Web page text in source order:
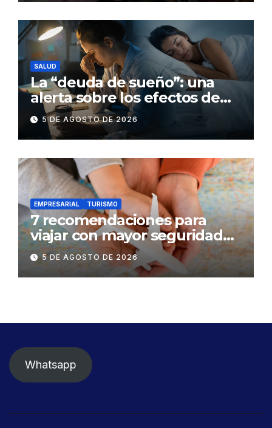
SALUD
La “deuda de sueño”: una
alerta sobre los efectos de
dormir mal en la salud física y
mental
5 DE AGOSTO DE 2026
EMPRESARIAL TURISMO
7 recomendaciones para
viajar con mayor seguridad
dentro y fuera del Ecuador
5 DE AGOSTO DE 2026
Whatsapp